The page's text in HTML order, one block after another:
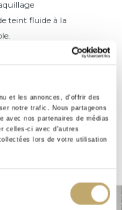
et les annonces, d'offrir des
notre trafic. Nous partageons
avec nos partenaires de médias
celles-ci avec d'autres
lors de votre utilisation
teint fluide à la
pour un fini